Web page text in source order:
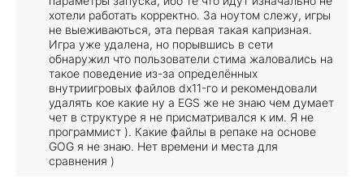
хотели работать корректно. За ноутом слежу, игры
не выеживаються, эта первая такая капризная.
Игра уже удалена, но порывшись в сети
обнаружил что пользователи стима жаловались на
такое поведение из-за определённых
внутриигровых файлов dx11-го и рекомендовали
удалять кое какие ну а EGS же не знаю чем думает
чет в структуре я не присматривался к им. Я не
программист ). Какие файлы в репаке на основе
GOG я не знаю. Нет времени и места для
сравнения )